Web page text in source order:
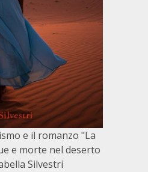
e il romanzo "La
e morte nel deserto
Silvestri